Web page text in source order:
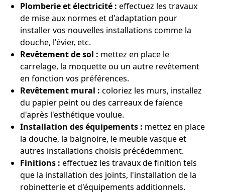
Plomberie et électricité : effectuez les travaux
de mise aux normes et d'adaptation pour
installer vos nouvelles installations comme la
douche, l'évier, etc.
Revêtement de sol : mettez en place le
carrelage, la moquette ou un autre revêtement
en fonction vos préférences.
Revêtement mural : coloriez les murs, installez
du papier peint ou des carreaux de faïence
d'après l'esthétique voulue.
Installation des équipements : mettez en place
la douche, la baignoire, le meuble vasque et
autres installations choisis précédemment.
Finitions : effectuez les travaux de finition tels
que la installation des joints, l'installation de la
robinetterie et d'équipements additionnels.